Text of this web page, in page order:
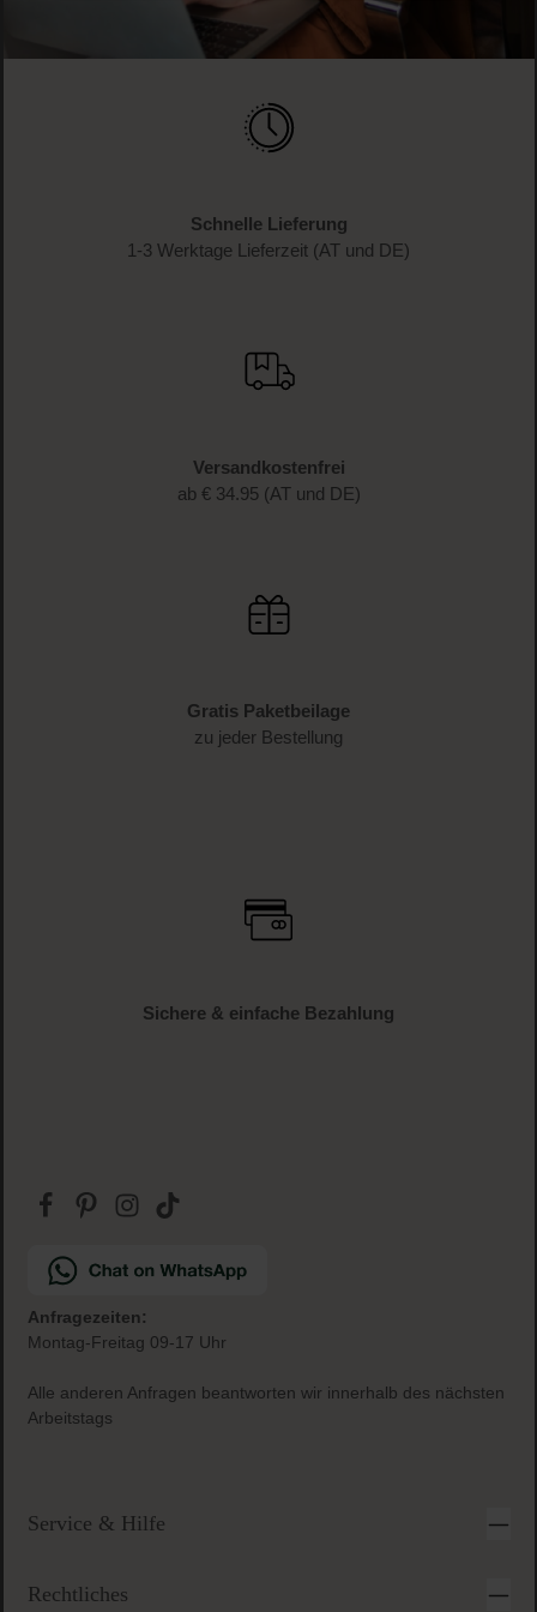
Schnelle Lieferung
1-3 Werktage Lieferzeit (AT und DE)
Versandkostenfrei
ab € 34.95 (AT und DE)
Gratis Paketbeilage
zu jeder Bestellung
Sichere & einfache Bezahlung
Anfragezeiten:
Montag-Freitag 09-17 Uhr
Alle anderen Anfragen beantworten wir innerhalb des nächsten
Arbeitstags
Service & Hilfe
Rechtliches